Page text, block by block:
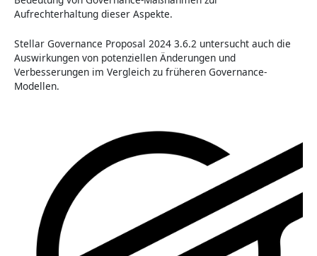
Aufrechterhaltung dieser Aspekte.
Stellar Governance Proposal 2024 3.6.2 untersucht auch die
Auswirkungen von potenziellen Änderungen und
Verbesserungen im Vergleich zu früheren Governance-
Modellen.